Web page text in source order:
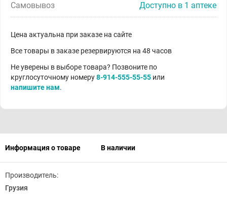
Самовывоз Доступно в 1 аптеке
Цена актуальна при заказе на сайте
Все товары в заказе резервируются на 48 часов
Не уверены в выборе товара? Позвоните по
круглосуточному номеру8-914-555-55-55 или
напишите нам.
Информация о товаре В наличии
Производитель:
Грузия